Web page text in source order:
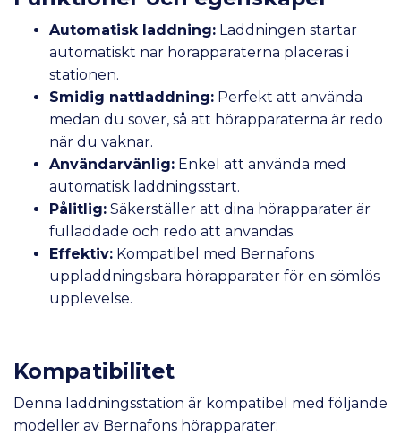
Automatisk laddning: Laddningen startar
automatiskt när hörapparaterna placeras i
stationen.
Smidig nattladdning: Perfekt att använda
medan du sover, så att hörapparaterna är redo
när du vaknar.
Användarvänlig: Enkel att använda med
automatisk laddningsstart.
Pålitlig: Säkerställer att dina hörapparater är
fulladdade och redo att användas.
Effektiv: Kompatibel med Bernafons
uppladdningsbara hörapparater för en sömlös
upplevelse.
Kompatibilitet
Denna laddningsstation är kompatibel med följande
modeller av Bernafons hörapparater: